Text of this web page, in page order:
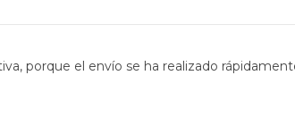
porque el envío se ha realizado